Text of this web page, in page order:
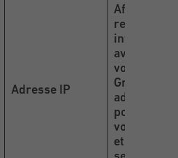
Adresse IP
Afin de
internet,
avons
votre
Grâce à
adresse,
pouvons
vos
et vous